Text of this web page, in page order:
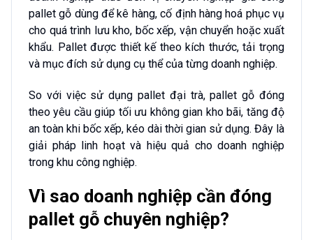
pallet gỗ dùng để kê hàng, cố định hàng hoá phục vụ
cho quá trình lưu kho, bốc xếp, vận chuyển hoặc xuất
khẩu. Pallet được thiết kế theo kích thước, tải trọng
và mục đích sử dụng cụ thể của từng doanh nghiệp.
So với việc sử dụng pallet đại trà, pallet gỗ đóng
theo yêu cầu giúp tối ưu không gian kho bãi, tăng độ
an toàn khi bốc xếp, kéo dài thời gian sử dụng. Đây là
giải pháp linh hoạt và hiệu quả cho doanh nghiệp
trong khu công nghiệp.
Vì sao doanh nghiệp cần đóng
pallet gỗ chuyên nghiệp?